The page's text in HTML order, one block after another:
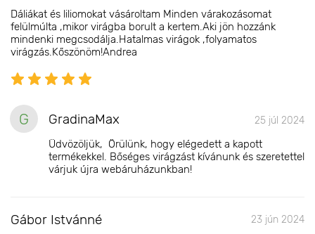
Dáliákat és liliomokat vásároltam Minden várakozásomat
felülmúlta ,mikor virágba borult a kertem.Aki jön hozzánk
mindenki megcsodálja.Hatalmas virágok ,folyamatos
virágzás.Kőszönöm!Andrea
G GradinaMax 25 júl 2024
Üdvözöljük, Örülünk, hogy elégedett a kapott
termékekkel. Bőséges virágzást kívánunk és szeretettel
várjuk újra webáruházunkban!
Gábor Istvánné 23 jún 2024